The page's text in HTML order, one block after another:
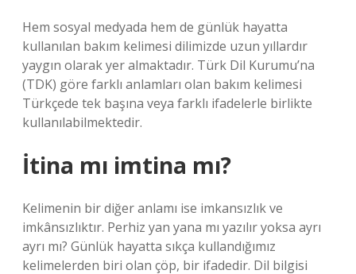
Hem sosyal medyada hem de günlük hayatta
kullanılan bakım kelimesi dilimizde uzun yıllardır
yaygın olarak yer almaktadır. Türk Dil Kurumu’na
(TDK) göre farklı anlamları olan bakım kelimesi
Türkçede tek başına veya farklı ifadelerle birlikte
kullanılabilmektedir.
İtina mı imtina mı?
Kelimenin bir diğer anlamı ise imkansızlık ve
imkânsızlıktır. Perhiz yan yana mı yazılır yoksa ayrı
ayrı mı? Günlük hayatta sıkça kullandığımız
kelimelerden biri olan çöp, bir ifadedir. Dil bilgisi